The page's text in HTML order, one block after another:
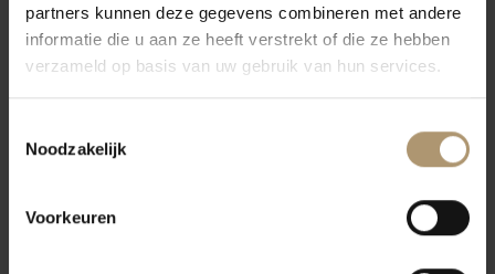
partners kunnen deze gegevens combineren met andere
informatie die u aan ze heeft verstrekt of die ze hebben
verzameld op basis van uw gebruik van hun services.
Noodzakelijk
Voorkeuren